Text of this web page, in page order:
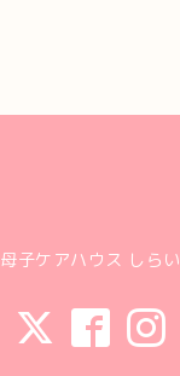
母子ケアハウス しらい